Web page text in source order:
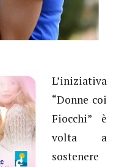
L’iniziativa
“Donne coi
Fiocchi” è
volta a
sostenere